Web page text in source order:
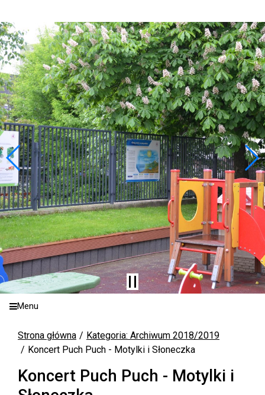
Menu
Strona główna
Kategoria: Archiwum 2018/2019
Koncert Puch Puch - Motylki i Słoneczka
Koncert Puch Puch - Motylki i